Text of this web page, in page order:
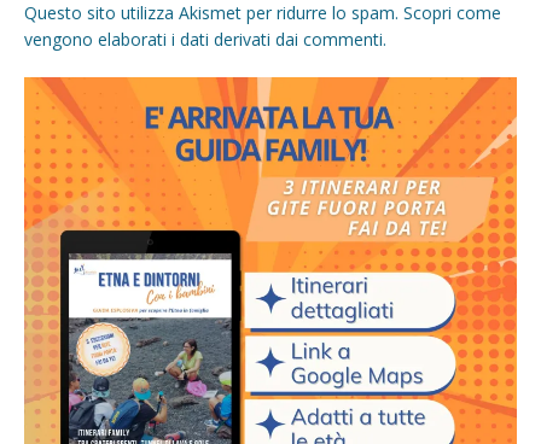
Questo sito utilizza Akismet per ridurre lo spam. Scopri come
vengono elaborati i dati derivati dai commenti.